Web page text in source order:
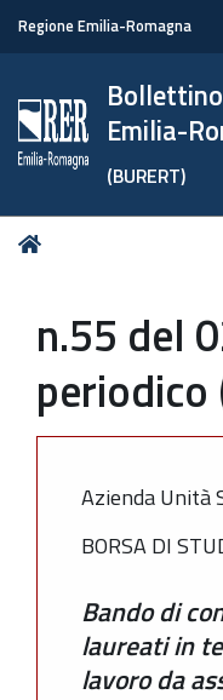
Regione Emilia-Romagna
Emilia-
(BURERT)
Tu
n.55 del
periodico
Azienda Unità
BORSA DI
Bando di
laureati in
lavoro da